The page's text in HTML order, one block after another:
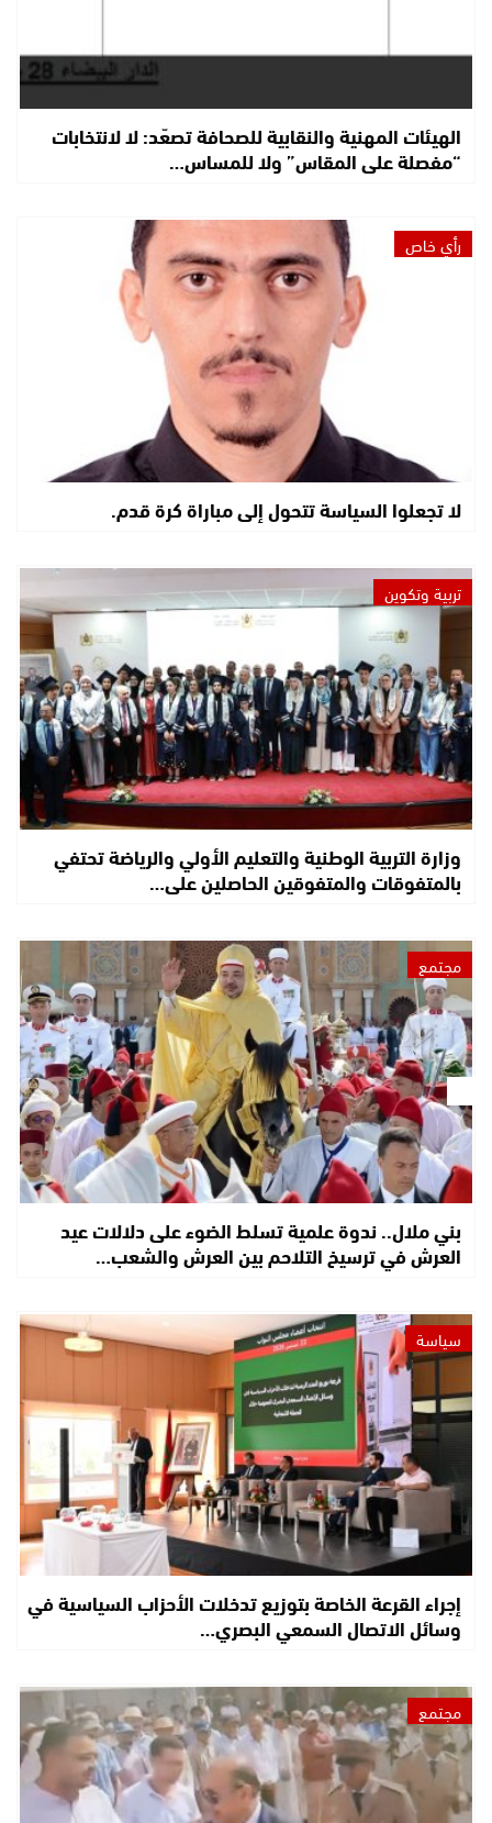
الهيئات المهنية والنقابية للصحافة تصعّد: لا لانتخابات
“مفصلة على المقاس” ولا للمساس…
رأي خاص
لا تجعلوا السياسة تتحول إلى مباراة كرة قدم.
تربية وتكوين
وزارة التربية الوطنية والتعليم الأولي والرياضة تحتفي
بالمتفوقات والمتفوقين الحاصلين على…
مجتمع
بني ملال.. ندوة علمية تسلط الضوء على دلالات عيد
العرش في ترسيخ التلاحم بين العرش والشعب…
سياسة
إجراء القرعة الخاصة بتوزيع تدخلات الأحزاب السياسية في
وسائل الاتصال السمعي البصري…
مجتمع